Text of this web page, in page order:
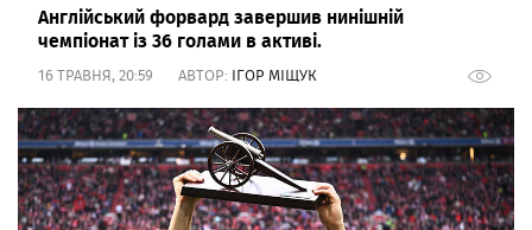
Англійський форвард завершив нинішній
чемпіонат із 36 голами в активі.
16 ТРАВНЯ, 20:59 АВТОР: ІГОР МІЩУК